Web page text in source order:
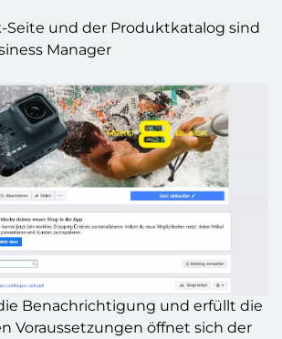
Seite und der Produktkatalog sind
Manager
Benachrichtigung und erfüllt die
Voraussetzungen öffnet sich der